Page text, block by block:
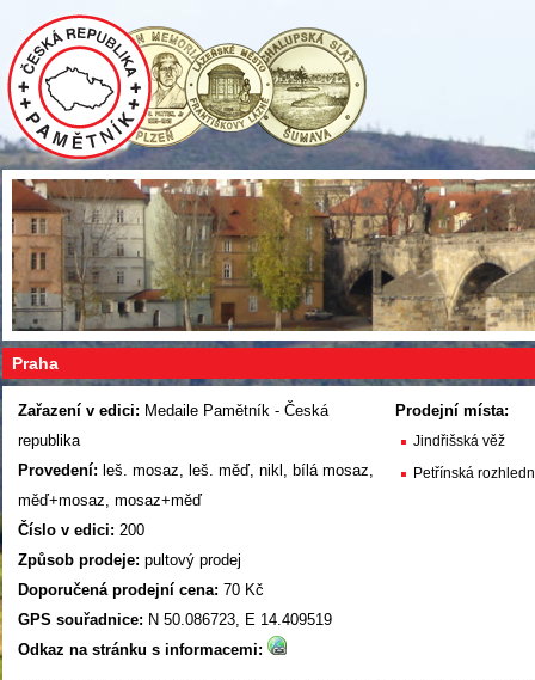
Praha
Zařazení v edici: Medaile Pamětník - Česká
republika
Provedení: leš. mosaz, leš. měď, nikl, bílá mosaz,
měď+mosaz, mosaz+měď
Číslo v edici: 200
Způsob prodeje: pultový prodej
Doporučená prodejní cena: 70 Kč
GPS souřadnice: N 50.086723, E 14.409519
Odkaz na stránku s informacemi:
Prodejní místa:
Jindřišská věž
Petřínská